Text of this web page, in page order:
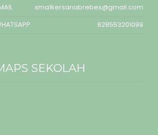
sma1kersanabrebes@gmail.com
628553201099
SEKOLAH